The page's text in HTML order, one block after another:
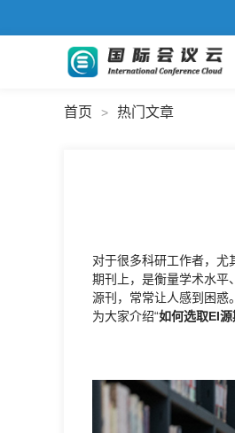
首页 > 热门文章
对于很多科研工作者，尤
期刊上，是衡量学术水平
源刊，常常让人感到困惑
为大家介绍“如何选取EI源